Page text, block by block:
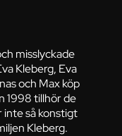
misslyckade
Kleberg, Eva
och Max köp
1998 tillhör de
inte så konstigt
Kleberg.